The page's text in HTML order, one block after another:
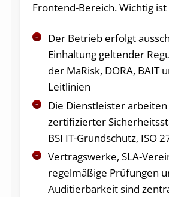
Frontend-Bereich. Wichtig ist
Der Betrieb erfolgt
Einhaltung geltender
der MaRisk, DORA, BAIT
Leitlinien
Die Dienstleister arbeiten
zertifizierter
BSI IT-Grundschutz, ISO
Vertragswerke, SLA-
regelmäßige Prüfungen
Auditierbarkeit sind